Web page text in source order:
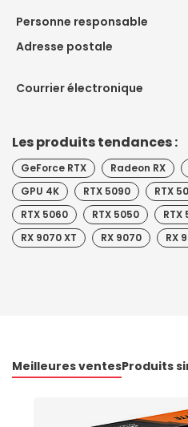
Personne responsable
Adresse postale
Courrier électronique
Les produits tendances :
GeForce RTX Radeon RX
GPU 4K
RTX 5090 RTX
RTX 5060
RTX 5050 RTX
RX 9070 XT
RX 9070 RX
Meilleures ventesProduits